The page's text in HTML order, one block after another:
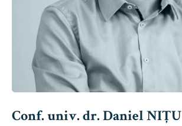
Conf. univ. dr. Daniel NIŢU